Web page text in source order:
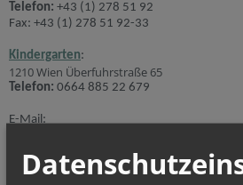
Telefon: +43 (1) 278 51 92
Fax: +43 (1) 278 51 92-33
Kindergarten:
1210 Wien Überfuhrstraße 65
Telefon: 0664 885 22 679
E-Mail:
katholischekirche.at